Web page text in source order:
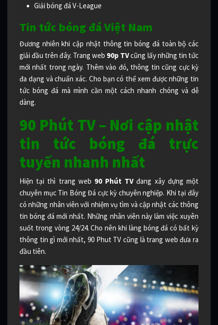
Giải bóng đá V-League
Tin tức bóng đá Việt Nam
Đương nhiên khi cập nhật thông tin bóng đá toàn bộ các
giải đầu trên đây. Trang web 90p TVcũng lấy những tin tức
mới nhất trong ngày. Thêm vào đó, thông tin cũng cực kỳ
đa dạng và chuẩn xác. Cho bạn có thể xem được những tin
tức bóng đá mà mình cần một cách nhanh chóng và dễ
dàng.
90 Phút TV – Nơi cập nhật
tin tức bóng đá trực
tuyến nhanh nhất
Hiện tại thì trang web 90 Phút TVđang xây dựng một
chuyên mục Tin Bóng Đá cực kỳ chuyên nghiệp. Khi tại đây
có những nhân viên với nhiệm vụ tìm và cập nhật các thông
tin bóng đá mới nhất. Những nhân viên này làm việc xuyên
suốt trong vòng 24/24. Cho nên khi làng bóng đá có bất kỳ
thông tin gì mới nhất, 90 Phut TV cũng là trang web đưa ra
đầu tiên.